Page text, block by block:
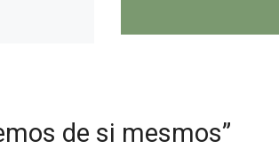
de si mesmos”